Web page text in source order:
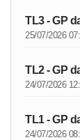
TL3 - GP
25/07/2026
TL2 - GP
24/07/2026
TL1 - GP
24/07/2026